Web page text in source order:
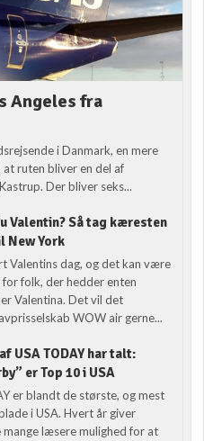
Angeles fra
i Danmark, en mere
ruten bliver en del af
Der bliver seks...
Valentin? Så tag kæresten
New York
Valentins dag, og det kan være
folk, der hedder enten
Valentina. Det vil det
WOW air gerne...
USA TODAY har talt:
er Top 10 i USA
er blandt de største, og mest
i USA. Hvert år giver
mange læsere mulighed for at